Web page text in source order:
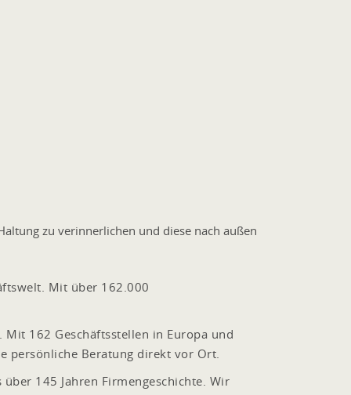
zu verinnerlichen und diese nach außen
Mit über 162.000
162 Geschäftsstellen in Europa und
persönliche Beratung direkt vor Ort.
145 Jahren Firmengeschichte. Wir